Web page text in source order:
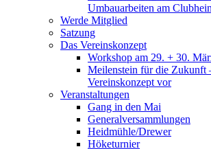
Umbauarbeiten am
Werde Mitglied
Satzung
Das Vereinskonzept
Workshop am 29. + 30.
Meilenstein für die Zukunft
Vereinskonzept vor
Veranstaltungen
Gang in den Mai
Generalversammlungen
Heidmühle/Drewer
Höketurnier